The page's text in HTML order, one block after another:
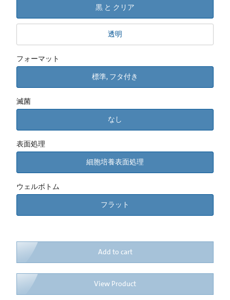
黒 と クリア
透明
フォーマット
標準, フタ付き
滅菌
なし
表面処理
細胞培養表面処理
ウェルボトム
フラット
Add to cart
View Product